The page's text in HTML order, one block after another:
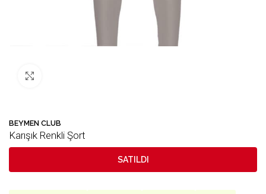
BEYMEN CLUB
Karışık Renkli Şort
SATILDI